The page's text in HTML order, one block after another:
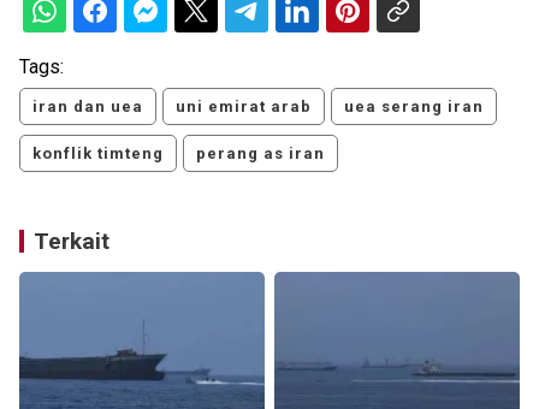
Tags:
iran dan uea uni emirat arab uea serang iran
konflik timteng perang as iran
Terkait